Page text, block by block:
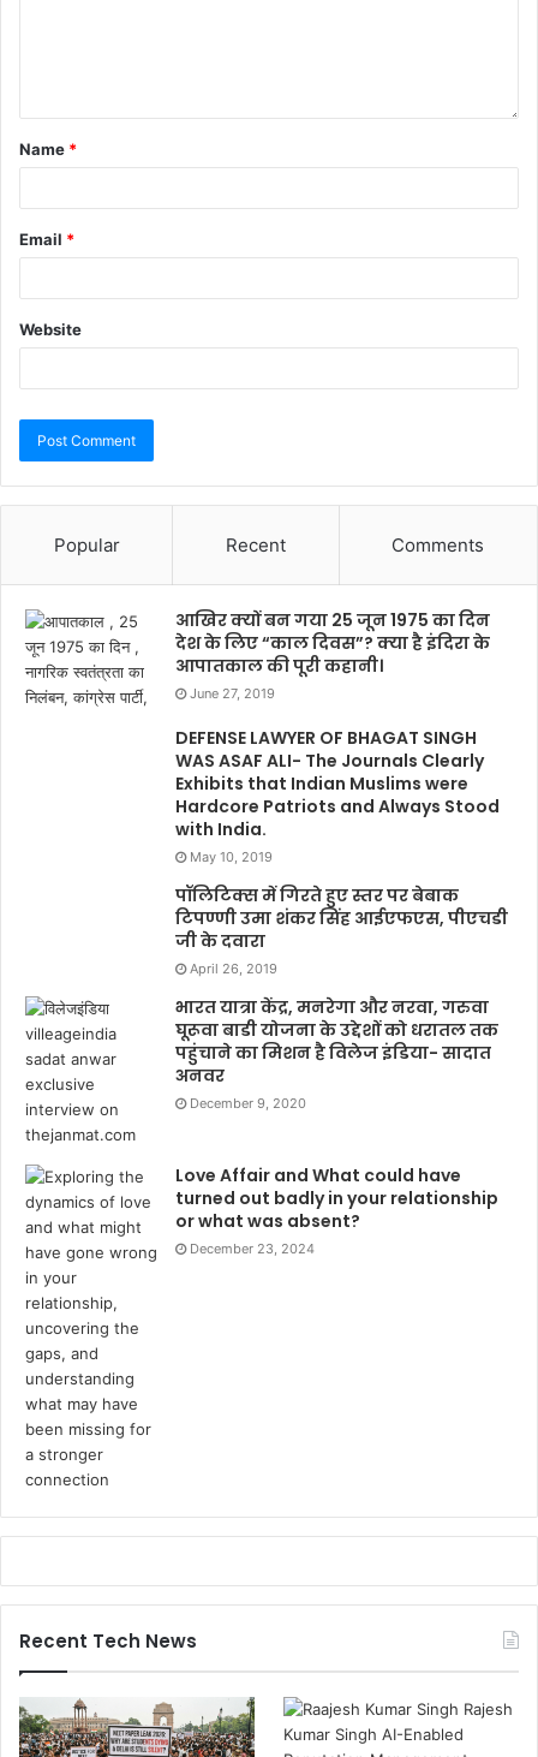
Name *
Email *
Website
Popular Recent Comments
आखिर क्यों बन गया 25 जून 1975 का दिन
देश के लिए “काल दिवस”? क्या है इंदिरा के
आपातकाल की पूरी कहानी।
June 27, 2019
DEFENSE LAWYER OF BHAGAT SINGH
WAS ASAF ALI- The Journals Clearly
Exhibits that Indian Muslims were
Hardcore Patriots and Always Stood
with India.
May 10, 2019
पॉलिटिक्स में गिरते हुए स्तर पर बेबाक
टिपण्णी उमा शंकर सिंह आईएफएस, पीएचडी
जी के दवारा
April 26, 2019
भारत यात्रा केंद्र, मनरेगा और नरवा, गरुवा
घूरूवा बाडी योजना के उद्देशों को धरातल तक
पहुंचाने का मिशन है विलेज इंडिया- सादात
अनवर
December 9, 2020
Love Affair and What could have
turned out badly in your relationship
or what was absent?
December 23, 2024
Recent Tech News